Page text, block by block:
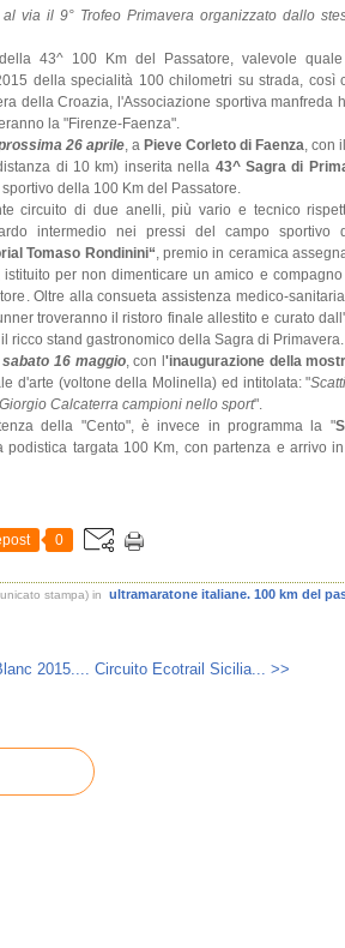
via il 9° Trofeo Primavera organizzato dallo
43^ 100 Km del Passatore, valevole
della specialità 100 chilometri su strada, così
della Croazia, l'Associazione sportiva manfreda
la "Firenze-Faenza".
26 aprile, a Pieve Corleto di Faenza, con il
di 10 km) inserita nella 43^ Sagra di
della 100 Km del Passatore.
circuito di due anelli, più vario e tecnico
intermedio nei pressi del campo sportivo
Tomaso Rondinini“, premio in ceramica
per non dimenticare un amico e
Oltre alla consueta assistenza medico-
troveranno il ristoro finale allestito e curato
ricco stand gastronomico della Sagra di Primavera.
16 maggio, con l 'inaugurazione della
d'arte (voltone della Molinella) ed intitolata: "
Calcaterra campioni nello sport".
della "Cento", è invece in programma la "
targata 100 Km, con partenza e arrivo
0
stampa) in
ultramaratone italiane. 100 km del
2015.... Circuito Ecotrail Sicilia... >>